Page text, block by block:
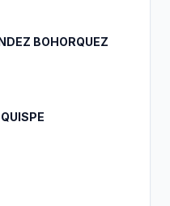
BOHORQUEZ